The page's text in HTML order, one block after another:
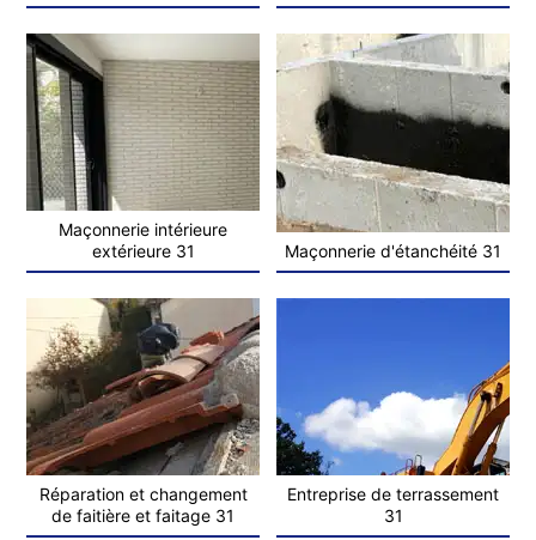
Maçonnerie intérieure
extérieure 31
Maçonnerie d'étanchéité 31
Réparation et changement
de faitière et faitage 31
Entreprise de terrassement
31